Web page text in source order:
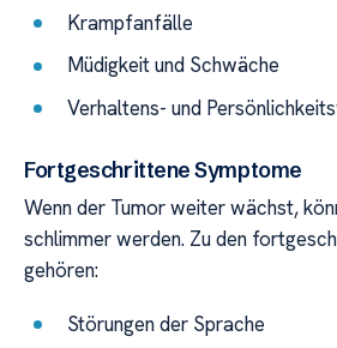
Krampfanfälle
Müdigkeit und Schwäche
Verhaltens- und
Fortgeschrittene Symptome
Wenn der Tumor weiter wächst,
schlimmer werden. Zu den
gehören:
Störungen der Sprache